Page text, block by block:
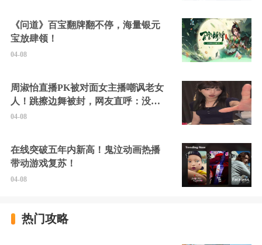
《问道》百宝翻牌翻不停，海量银元
宝放肆领！
04-08
周淑怡直播PK被对面女主播嘲讽老女
人！跳擦边舞被封，网友直呼：没边
硬擦封的好！
04-08
在线突破五年内新高！鬼泣动画热播
带动游戏复苏！
04-08
热门攻略